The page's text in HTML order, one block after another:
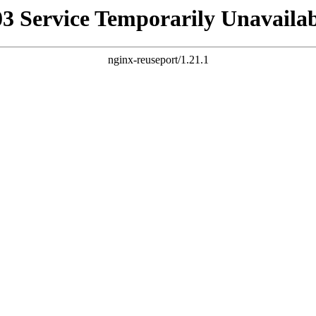
Service Temporarily
nginx-reuseport/1.21.1